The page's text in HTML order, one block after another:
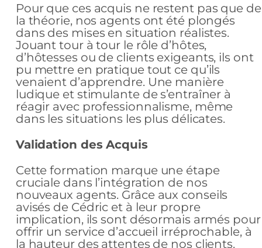
Pour que ces acquis ne restent pas que de
la théorie, nos agents ont été plongés
dans des mises en situation réalistes.
Jouant tour à tour le rôle d’hôtes,
d’hôtesses ou de clients exigeants, ils ont
pu mettre en pratique tout ce qu’ils
venaient d’apprendre. Une manière
ludique et stimulante de s’entraîner à
réagir avec professionnalisme, même
dans les situations les plus délicates.
Validation des Acquis
Cette formation marque une étape
cruciale dans l’intégration de nos
nouveaux agents. Grâce aux conseils
avisés de Cédric et à leur propre
implication, ils sont désormais armés pour
offrir un service d’accueil irréprochable, à
la hauteur des attentes de nos clients.